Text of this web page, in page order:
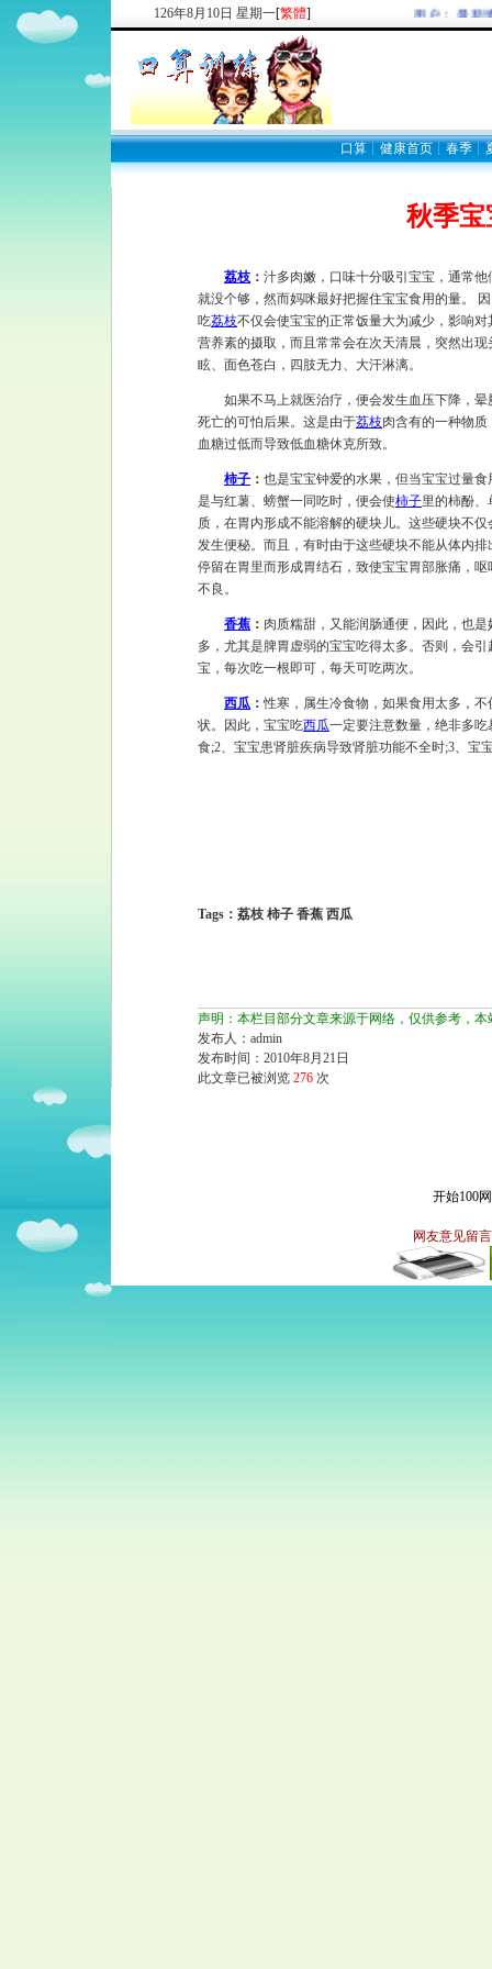
126年8月 10日 星期一[繁體] 欢迎新注册用户： 最新博
口算 ┊ 健康首页 ┊ 春季 ┊
秋季宝
荔枝 ： 汁多肉嫩，口味十分吸引宝宝，通常他
就没个够，然而妈咪最好把握住宝宝食用的量。
吃荔枝不仅会使宝宝的正常饭量大为减少，影响对
营养素的摄取，而且常常会在次天清晨，突然出现
眩、面色苍白，四肢无力、大汗淋漓。
如果不马上就医治疗，便会发生血压下降，晕
死亡的可怕后果。这是由于荔枝肉含有的一种物质
血糖过低而导致低血糖休克所致。
柿子 ： 也是宝宝钟爱的水果，但当宝宝过量食
是与红薯、螃蟹一同吃时，便会使柿子里的柿酚、
质，在胃内形成不能溶解的硬块儿。这些硬块不仅
发生便秘。而且，有时由于这些硬块不能从体内排
停留在胃里而形成胃结石，致使宝宝胃部胀痛，呕
不良。
香蕉 ： 肉质糯甜，又能润肠通便，因此，也
多，尤其是脾胃虚弱的宝宝吃得太多。否则，会
宝，每次吃一根即可，每天可吃两次。
西瓜 ：性寒，属生冷食物，如果食用太多，
状。因此，宝宝吃西瓜一定要注意数量，绝非多
食;2、宝宝患肾脏疾病导致肾脏功能不全时;3、宝
Tags：荔枝 柿子 香蕉 西瓜
声明：本栏目部分文章来源于网络，仅供参考，
发布人：admin
发布时间：2010年8月21日
此文章已被浏览 276 次
开始100
网友意见留